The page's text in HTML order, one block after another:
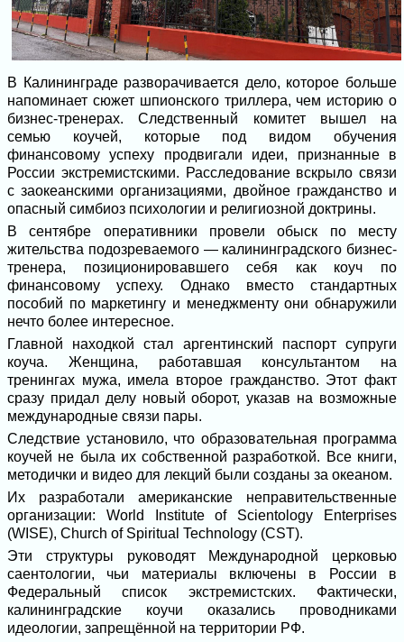
В Калининграде разворачивается дело, которое больше
напоминает сюжет шпионского триллера, чем историю о
бизнес-тренерах. Следственный комитет вышел на
семью коучей, которые под видом обучения
финансовому успеху продвигали идеи, признанные в
России экстремистскими. Расследование вскрыло связи
с заокеанскими организациями, двойное гражданство и
опасный симбиоз психологии и религиозной доктрины.
В сентябре оперативники провели обыск по месту
жительства подозреваемого — калининградского бизнес-
тренера, позиционировавшего себя как коуч по
финансовому успеху. Однако вместо стандартных
пособий по маркетингу и менеджменту они обнаружили
нечто более интересное.
Главной находкой стал аргентинский паспорт супруги
коуча. Женщина, работавшая консультантом на
тренингах мужа, имела второе гражданство. Этот факт
сразу придал делу новый оборот, указав на возможные
международные связи пары.
Следствие установило, что образовательная программа
коучей не была их собственной разработкой. Все книги,
методички и видео для лекций были созданы за океаном.
Их разработали американские неправительственные
организации: World Institute of Scientology Enterprises
(WISE), Church of Spiritual Technology (CST).
Эти структуры руководят Международной церковью
саентологии, чьи материалы включены в России в
Федеральный список экстремистских. Фактически,
калининградские коучи оказались проводниками
идеологии, запрещённой на территории РФ.